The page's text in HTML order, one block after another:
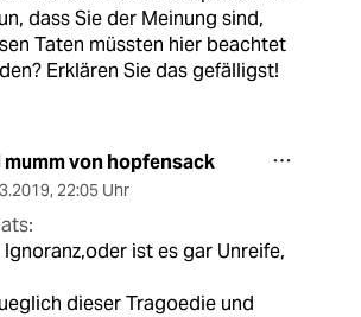
dass Sie der Meinung sind,
Taten müssten hier beachtet
Erklären Sie das gefälligst!
mumm von hopfensack
, 22:05 Uhr
Ignoranz,oder ist es gar Unreife,
dieser Tragoedie und